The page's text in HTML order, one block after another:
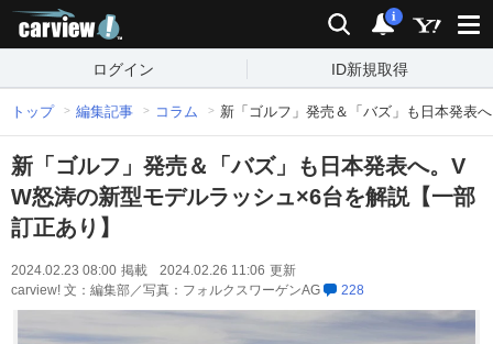
検索 通知
i
ログイン ID新規取得
トップ 編集記事 コラム 新「ゴルフ」発売＆「バズ」も日本発表
新「ゴルフ」発売＆「バズ」も日本発表へ。V
W怒涛の新型モデルラッシュ×6台を解説【一部
訂正あり】
2024.02.23 08:00 掲載 2024.02.26 11:06 更新
carview! 文：編集部／写真：フォルクスワーゲンAG
228